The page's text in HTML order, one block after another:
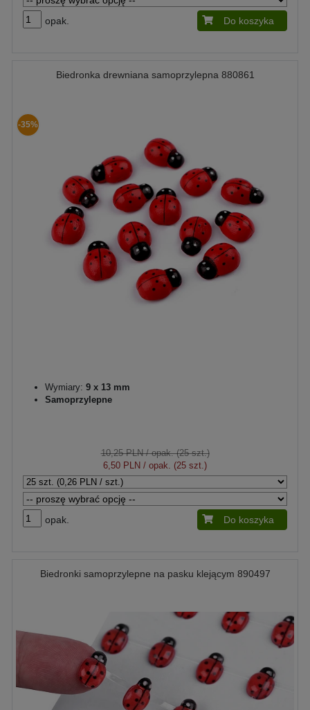
opak. Do koszyka
Biedronka drewniana samoprzylepna 880861
-35%
Wymiary: 9 x 13 mm
Samoprzylepne
10,25 PLN/ opak. (25 szt.)
6,50 PLN / opak. (25 szt.)
opak. Do koszyka
Biedronki samoprzylepne na pasku klejącym 890497